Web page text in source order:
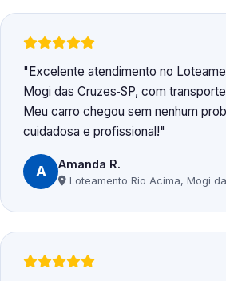
Excelente atendimento no
Mogi das Cruzes‑SP, com
Meu carro chegou sem nenhum
cuidadosa e profissional!
A Amanda R.
Loteamento Rio Acima, Mogi